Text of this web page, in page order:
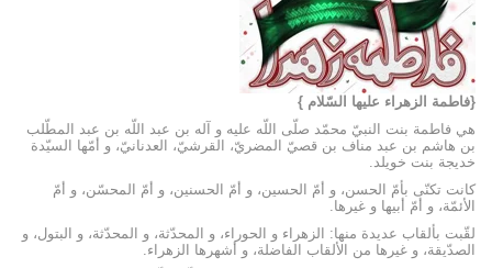
{فاطمة الزهراء عليها السّلام }
هي فاطمة بنت النبيّ محمّد صلّى اللّه عليه و آله بن عبد اللّه بن عبد المطّلب
بن هاشم بن عبد مناف بن قصيّ المضريّ، القرشيّ، العدنانيّ، و أمّها السيّدة
خديجة بنت خويلد.
كانت تكنّى بأمّ الحسن، و أمّ الحسين، و أمّ الحسنين، و أمّ المحسّن، و أمّ
الأئمّة، و أمّ أبيها و غيرها.
لقّبت بألقاب عديدة منها: الزهراء و الحوراء، و المحدّثة، و المحدّثة، و البتول، و
الصدّيقة، و غيرها من الألقاب الفاضلة، و أشهرها الزهراء.